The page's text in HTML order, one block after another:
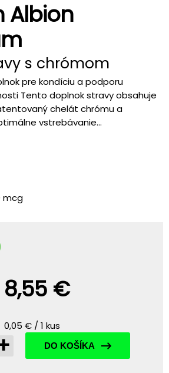
Albion
s chrómom
pre kondíciu a podporu
Tento doplnok stravy obsahuje
chelát chrómu a
vstrebávanie...
mcg
8,55 €
0,05 € / 1 kus
DO KOŠÍKA